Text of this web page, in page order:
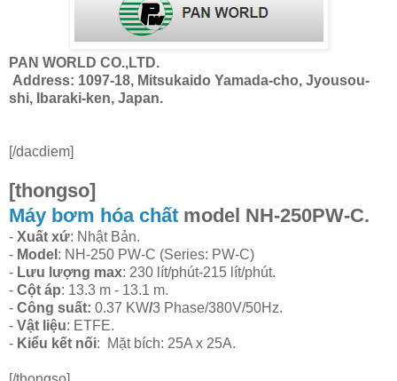
PAN WORLD CO.,LTD.
Address: 1097-18, Mitsukaido Yamada-cho, Jyousou-
shi, Ibaraki-ken, Japan.
[/dacdiem]
[thongso]
Máy bơm hóa chất model NH-250PW-C.
- Xuất xứ: Nhật Bản.
- Model : NH-250 PW-C (Series: PW-C)
- Lưu lượng max: 230 lít/phút-215 lít/phút.
- Cột áp: 13.3 m - 13.1 m.
- Công suất: 0.37 KW/3 Phase/380V/50Hz.
- Vật liệu: ETFE.
- Kiểu kết nối: Mặt bích: 25A x 25A.